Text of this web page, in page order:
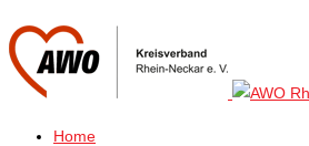
Home